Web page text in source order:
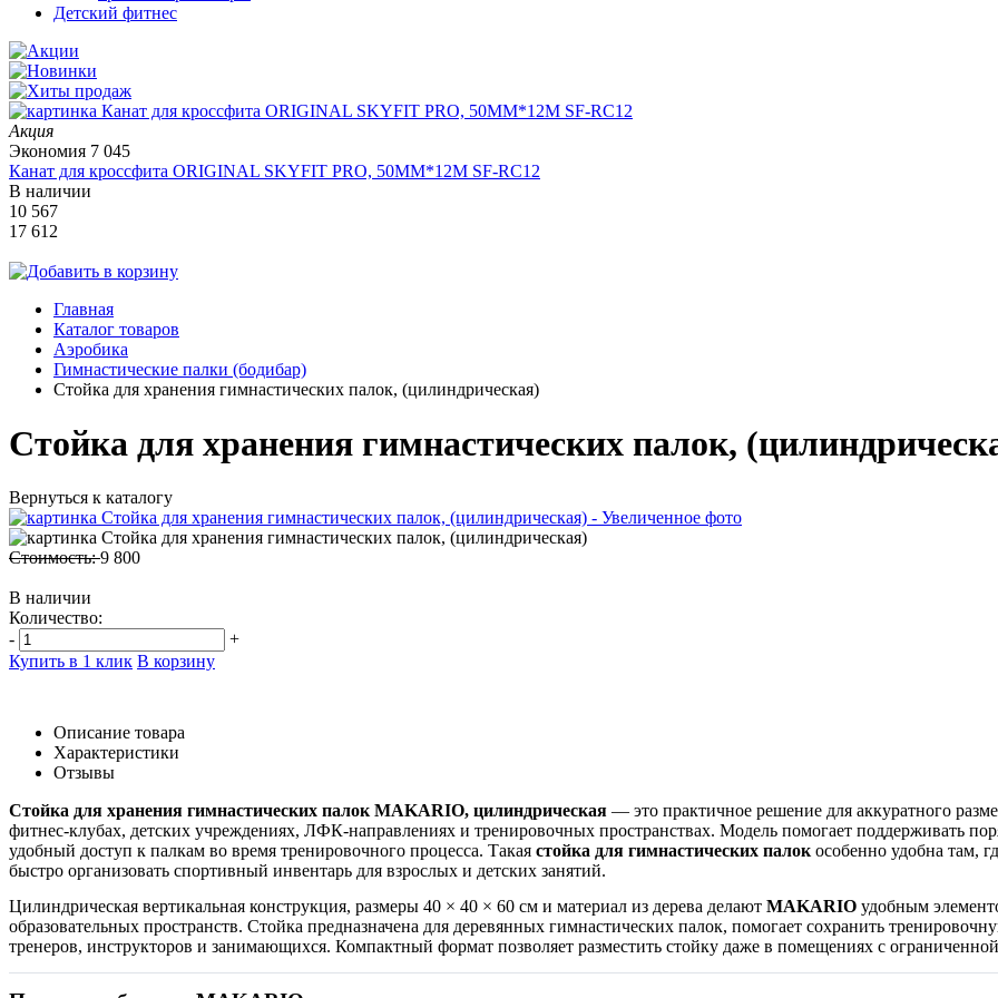
Детский фитнес
Акция
Экономия 7 045
Канат для кроссфита ORIGINAL SKYFIT PRO, 50MM*12M SF-RС12
В наличии
10 567
17 612
Главная
Каталог товаров
Аэробика
Гимнастические палки (бодибар)
Стойка для хранения гимнастических палок, (цилиндрическая)
Стойка для хранения гимнастических палок,
Вернуться к каталогу
Стоимость:9 800
В наличии
Количество:
-
+
Купить в 1 клик В корзину
Описание товара
Характеристики
Отзывы
Стойка для хранения гимнастических палок MAKARIO, цилиндрическая — это практичное решение для аккуратного
фитнес-клубах, детских учреждениях, ЛФК-направлениях и тренировочных пространствах. Модель помогает поддерживать
удобный доступ к палкам во время тренировочного процесса. Такая стойка для гимнастических палокособенно удобна там,
быстро организовать спортивный инвентарь для взрослых и детских занятий.
Цилиндрическая вертикальная конструкция, размеры 40 × 40 × 60 см и материал из дерева делают MAKARIO удобным
образовательных пространств. Стойка предназначена для деревянных гимнастических палок, помогает сохранить
тренеров, инструкторов и занимающихся. Компактный формат позволяет разместить стойку даже в помещениях с